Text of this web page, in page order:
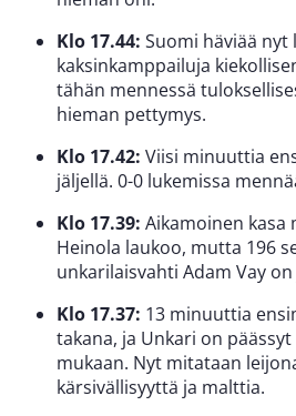
Klo 17.44: Suomi häviää nyt
kaksinkamppailuja
tähän mennessä
hieman pettymys.
Klo 17.42: Viisi minuuttia
jäljellä. 0-0 lukemissa
Klo 17.39: Aikamoinen kasa
Heinola laukoo, mutta 196
unkarilaisvahti Adam Vay
Klo 17.37: 13 minuuttia
takana, ja Unkari on
mukaan. Nyt mitataan
kärsivällisyyttä ja malttia.